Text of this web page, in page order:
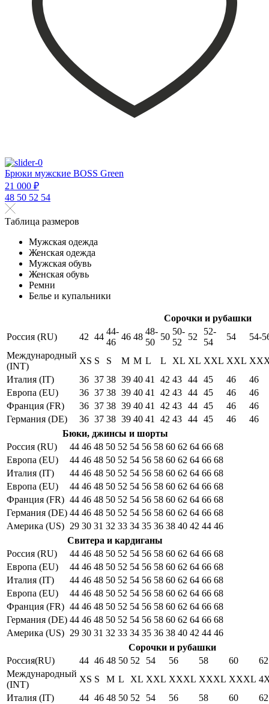
Брюки мужские BOSS Green
21 000 ₽
48 50 52 54
Таблица размеров
Мужская одежда
Женская одежда
Мужская обувь
Женская обувь
Ремни
Белье и купальники
Сорочки и рубашки
Россия (RU)
42 44
44-
46
46 48
48-
50
50
50-
52
52
52-
54
54
54-
Международный
(INT)
XS S S M M L L XL XL XXL XXL
Италия (IT)
36 37 38 39 40 41 42 43 44 45 46
46
Европа (EU)
36 37 38 39 40 41 42 43 44 45 46
46
Франция (FR)
36 37 38 39 40 41 42 43 44 45 46
46
Германия (DE)
36 37 38 39 40 41 42 43 44 45 46
46
Бюки, джинсы и шорты
Россия (RU)
44 46 48 50 52 54 56 58 60 62 64 66 68
Европа (EU)
44 46 48 50 52 54 56 58 60 62 64 66 68
Италия (IT)
44 46 48 50 52 54 56 58 60 62 64 66 68
Европа (EU)
44 46 48 50 52 54 56 58 60 62 64 66 68
Франция (FR) 44 46 48 50 52 54 56 58 60 62 64 66 68
Германия (DE) 44 46 48 50 52 54 56 58 60 62 64 66 68
Америка (US) 29 30 31 32 33 34 35 36 38 40 42 44 46
Свитера и кардиганы
Россия (RU)
44 46 48 50 52 54 56 58 60 62 64 66 68
Европа (EU)
44 46 48 50 52 54 56 58 60 62 64 66 68
Италия (IT)
44 46 48 50 52 54 56 58 60 62 64 66 68
Европа (EU)
44 46 48 50 52 54 56 58 60 62 64 66 68
Франция (FR) 44 46 48 50 52 54 56 58 60 62 64 66 68
Германия (DE) 44 46 48 50 52 54 56 58 60 62 64 66 68
Америка (US) 29 30 31 32 33 34 35 36 38 40 42 44 46
Сорочки и рубашки
Россия(RU)
44 46 48 50 52 54 56 58 60
62
Международный
(INT)
XS S M L XL XXL XXXL XXXL XXXL
Италия (IT)
44 46 48 50 52 54 56 58 60
62